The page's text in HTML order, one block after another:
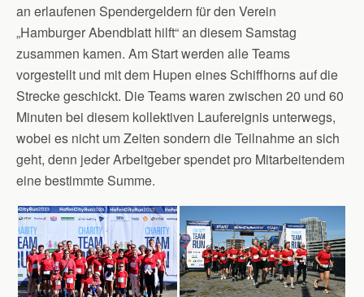
an erlaufenen Spendergeldern für den Verein
„Hamburger Abendblatt hilft“ an diesem Samstag
zusammen kamen. Am Start werden alle Teams
vorgestellt und mit dem Hupen eines Schiffhorns auf die
Strecke geschickt. Die Teams waren zwischen 20 und 60
Minuten bei diesem kollektiven Laufereignis unterwegs,
wobei es nicht um Zeiten sondern die Teilnahme an sich
geht, denn jeder Arbeitgeber spendet pro Mitarbeitendem
eine bestimmte Summe.